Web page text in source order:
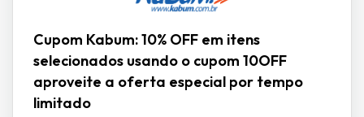
Cupom Kabum: 10% OFF em itens
selecionados usando o cupom 10OFF
aproveite a oferta especial por tempo
limitado